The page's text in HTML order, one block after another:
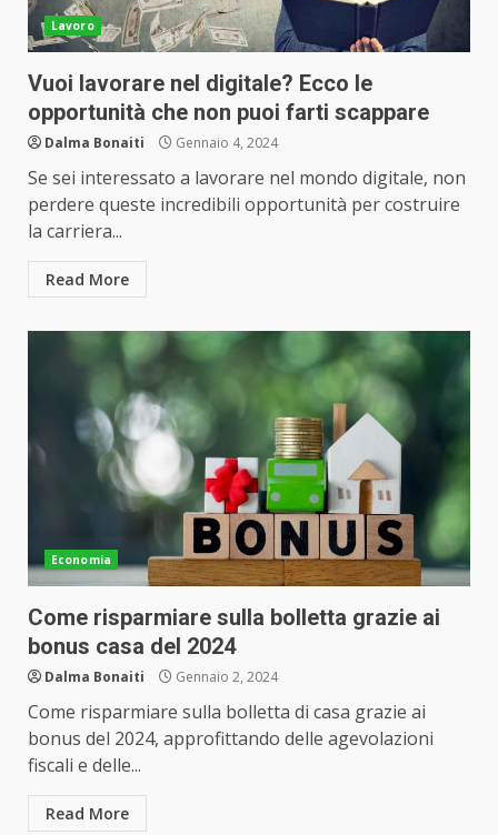
Lavoro
Vuoi lavorare nel digitale? Ecco le
opportunità che non puoi farti scappare
Dalma Bonaiti Gennaio 4, 2024
Se sei interessato a lavorare nel mondo digitale, non
perdere queste incredibili opportunità per costruire
la carriera...
Read More
Economia
Come risparmiare sulla bolletta grazie ai
bonus casa del 2024
Dalma Bonaiti Gennaio 2, 2024
Come risparmiare sulla bolletta di casa grazie ai
bonus del 2024, approfittando delle agevolazioni
fiscali e delle...
Read More